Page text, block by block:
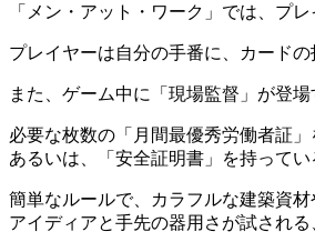
「メン・アット・ワーク」では、プ
プレイヤーは自分の手番に、カード
また、ゲーム中に「現場監督」が登
必要な枚数の「月間最優秀労働者証
あるいは、「安全証明書」を持って
簡単なルールで、カラフルな建築資
アイディアと手先の器用さが試され